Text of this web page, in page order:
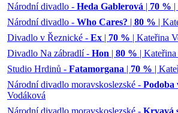
Národní divadlo - Heda Gablerová | 70 %
Národní divadlo - Who Cares? | 80 % |
Divadlo v Řeznické - Ex | 70 % | Kateřina
Divadlo Na zábradlí - Hon | 80 % |
Studio Hrdinů - Fatamorgana | 70 % |
Národní divadlo moravskoslezské - Podoba
Vodáková
Národní divadlo moravskoslezské - Krvavá